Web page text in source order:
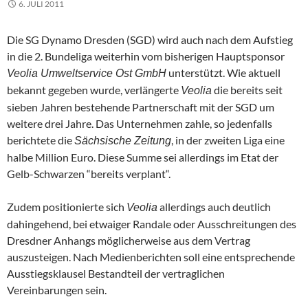
6. JULI 2011
Die SG Dynamo Dresden (SGD) wird auch nach dem Aufstieg
in die 2. Bundeliga weiterhin vom bisherigen Hauptsponsor
Veolia Umweltservice Ost GmbH unterstützt. Wie aktuell
bekannt gegeben wurde, verlängerte Veolia die bereits seit
sieben Jahren bestehende Partnerschaft mit der SGD um
weitere drei Jahre. Das Unternehmen zahle, so jedenfalls
berichtete dieSächsische Zeitung, in der zweiten Liga eine
halbe Million Euro. Diese Summe sei allerdings im Etat der
Gelb-Schwarzen “bereits verplant“.
Zudem positionierte sich Veolia allerdings auch deutlich
dahingehend, bei etwaiger Randale oder Ausschreitungen des
Dresdner Anhangs möglicherweise aus dem Vertrag
auszusteigen. Nach Medienberichten soll eine entsprechende
Ausstiegsklausel Bestandteil der vertraglichen
Vereinbarungen sein.